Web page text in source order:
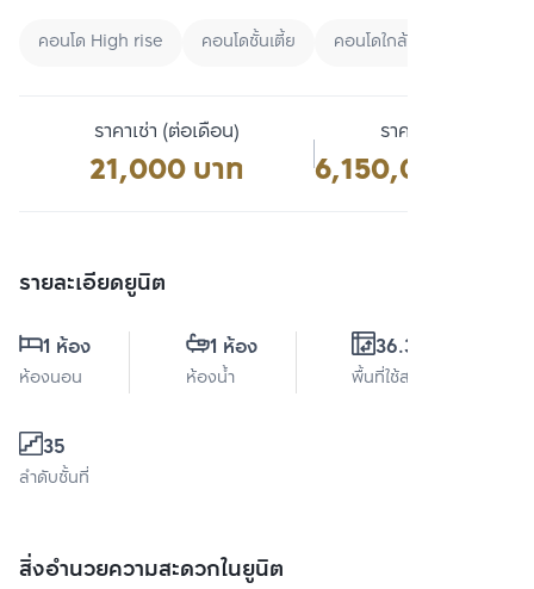
คอนโด High rise คอนโดชั้นเตี้ย คอนโดใกล้ Airport link
ราคาขาย
6,150,000 บาท
ราคาเช่า (ต่อเดือน)
21,000 บาท
รายละเอียดยูนิต
1 ห้อง
ห้องนอน
1 ห้อง
ห้องน้ำ
36.31 ตร.ม.
พื้นที่ใช้สอย
35
ลำดับชั้นที่
สิ่งอำนวยความสะดวกในยูนิต